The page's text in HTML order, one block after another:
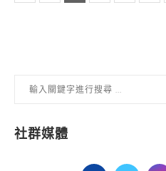
社群媒體